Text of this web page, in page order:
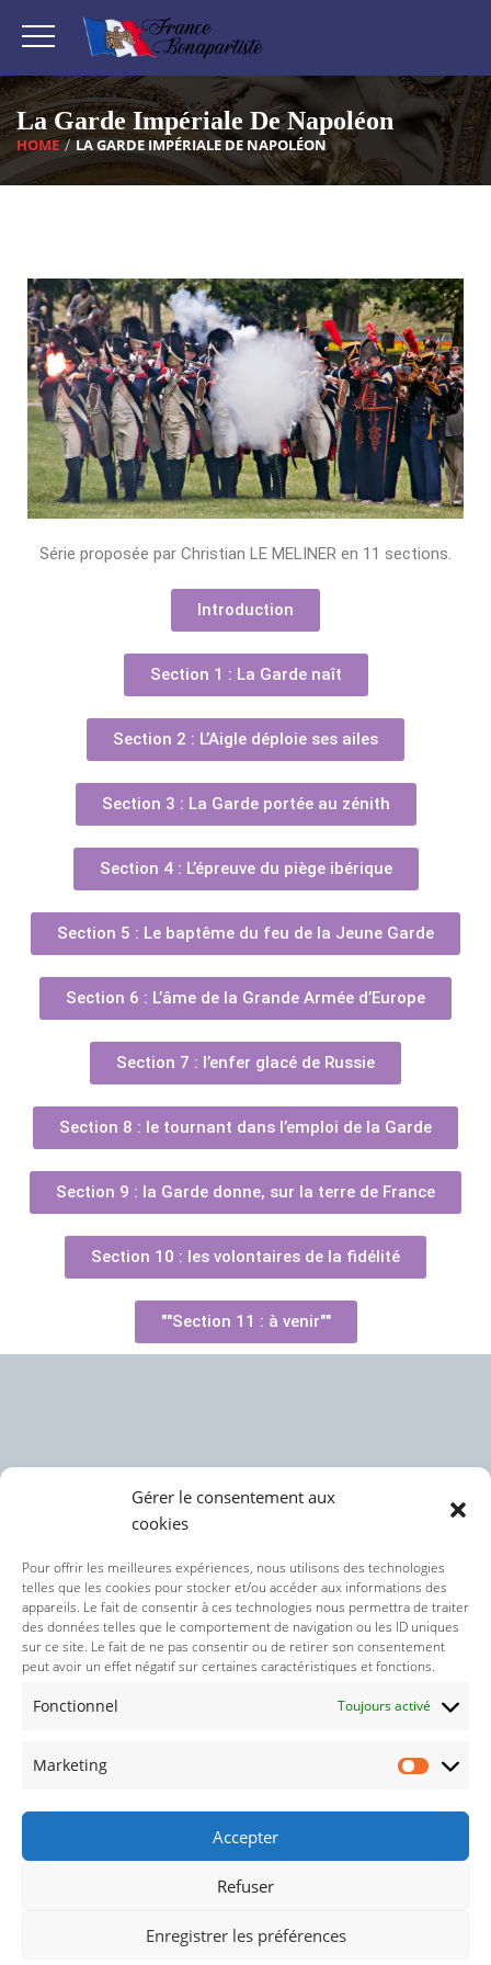
Gérer le consentement aux
cookies
Pour offrir les meilleures expériences, nous utilisons des technologies
telles que les cookies pour stocker et/ou accéder aux informations des
appareils. Le fait de consentir à ces technologies nous permettra de traiter
des données telles que le comportement de navigation ou les ID uniques
sur ce site. Le fait de ne pas consentir ou de retirer son consentement
peut avoir un effet négatif sur certaines caractéristiques et fonctions.
Fonctionnel Toujours activé
Marketing
Accepter
Refuser
Enregistrer les préférences
La Garde Impériale De Napoléon
HOME LA GARDE IMPÉRIALE DE NAPOLÉON
Série proposée par Christian LE MELINER en 11 sections.
Introduction
Section 1 : La Garde naît
Section 2 : L’Aigle déploie ses ailes
Section 3 : La Garde portée au zénith
Section 4 : L’épreuve du piège ibérique
Section 5 : Le baptême du feu de la Jeune Garde
Section 6 : L’âme de la Grande Armée d’Europe
Section 7 : l’enfer glacé de Russie
Section 8 : le tournant dans l’emploi de la Garde
Section 9 : la Garde donne, sur la terre de France
Section 10 : les volontaires de la fidélité
""Section 11 : à venir""
Politique des cookies (UE)
Politique de confidentialité
Nos réseaux sociaux :